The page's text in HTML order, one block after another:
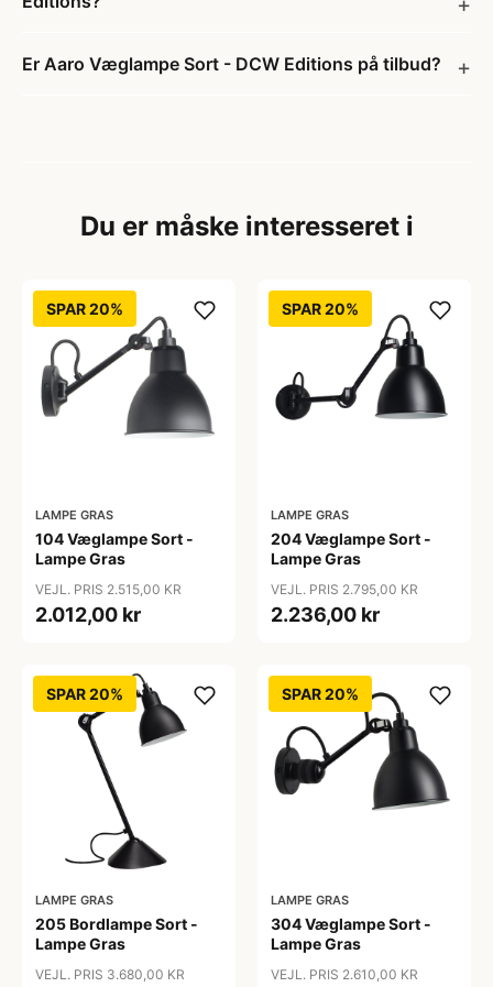
Er Aaro Væglampe Sort - DCW Editions på tilbud?
Du er måske interesseret i
SPAR 20%
LAMPE GRAS
104 Væglampe Sort -
Lampe Gras
VEJL. PRIS 2.515,00 KR
2.012,00 kr
SPAR 20%
LAMPE GRAS
204 Væglampe Sort -
Lampe Gras
VEJL. PRIS 2.795,00 KR
2.236,00 kr
SPAR 20%
LAMPE GRAS
205 Bordlampe Sort -
Lampe Gras
VEJL. PRIS 3.680,00 KR
SPAR 20%
LAMPE GRAS
304 Væglampe Sort -
Lampe Gras
VEJL. PRIS 2.610,00 KR